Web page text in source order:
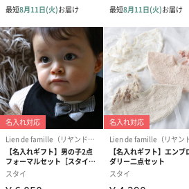
のしカード
商品の形質上、のしを直接添付できな
同梱します。
※のし下はご記入いただけません。
※カードのデザインは一部変更する場合